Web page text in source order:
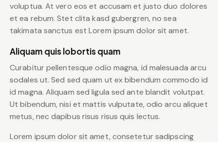
voluptua. At vero eos et accusam et justo duo dolores
et ea rebum. Stet clita kasd gubergren, no sea
takimata sanctus est Lorem ipsum dolor sit amet.
Aliquam quis lobortis quam
Curabitur pellentesque odio magna, id malesuada arcu
sodales ut. Sed sed quam ut ex bibendum commodo id
id magna. Aliquam sed ligula sed ante blandit volutpat.
Ut bibendum, nisi et mattis vulputate, odio arcu aliquet
metus, nec dapibus risus risus quis lectus.
Lorem ipsum dolor sit amet, consetetur sadipscing